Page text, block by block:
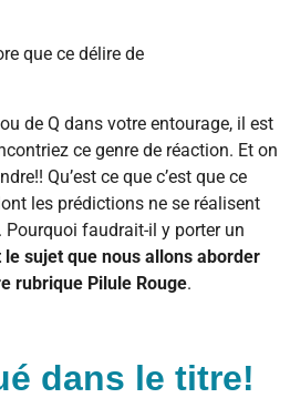
que ce délire de
de Q dans votre entourage, il est
ce genre de réaction. Et on
Qu’est ce que c’est que ce
les prédictions ne se réalisent
Pourquoi faudrait-il y porter un
le sujet que nous allons aborder
rubrique Pilule Rouge.
dans le titre!